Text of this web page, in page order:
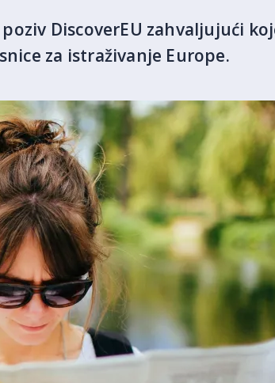
DiscoverEU zahvaljujući
za istraživanje Europe.